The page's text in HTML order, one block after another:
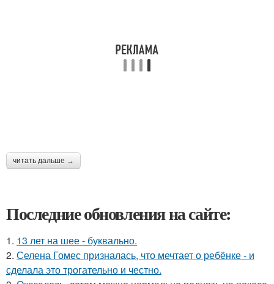
читать дальше →
Последние обновления на сайте:
1. 13 лет на шее - буквально.
2. Селена Гомес призналась, что мечтает о ребёнке - и
сделала это трогательно и честно.